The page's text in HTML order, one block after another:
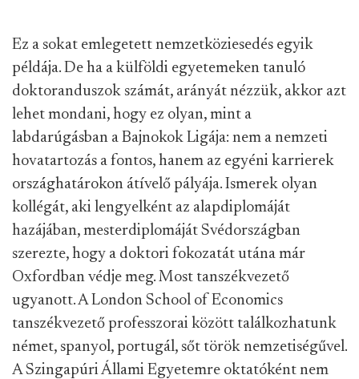
Ez a sokat emlegetett nemzetköziesedés egyik
példája. De ha a külföldi egyetemeken tanuló
doktoranduszok számát, arányát nézzük, akkor azt
lehet mondani, hogy ez olyan, mint a
labdarúgásban a Bajnokok Ligája: nem a nemzeti
hovatartozás a fontos, hanem az egyéni karrierek
országhatárokon átívelő pályája. Ismerek olyan
kollégát, aki lengyelként az alapdiplomáját
hazájában, mesterdiplomáját Svédországban
szerezte, hogy a doktori fokozatát utána már
Oxfordban védje meg. Most tanszékvezető
ugyanott. A London School of Economics
tanszékvezető professzorai között találkozhatunk
német, spanyol, portugál, sőt török nemzetiségűvel.
A Szingapúri Állami Egyetemre oktatóként nem